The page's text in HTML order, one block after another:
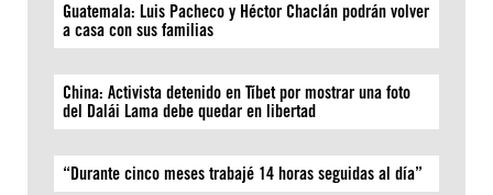
Guatemala: Luis Pacheco y Héctor Chaclán podrán volver
a casa con sus familias
China: Activista detenido en Tíbet por mostrar una foto
del Dalái Lama debe quedar en libertad
“Durante cinco meses trabajé 14 horas seguidas al día”